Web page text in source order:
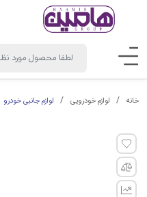
خانه لوازم خودرویی لوازم جانبی خودرو